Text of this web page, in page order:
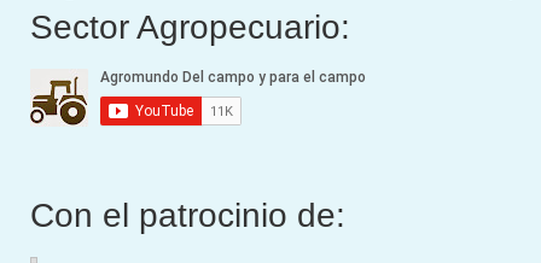
Sector Agropecuario:
Con el patrocinio de: